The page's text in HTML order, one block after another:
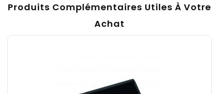
Produits Complémentaires Utiles À Votre
Achat